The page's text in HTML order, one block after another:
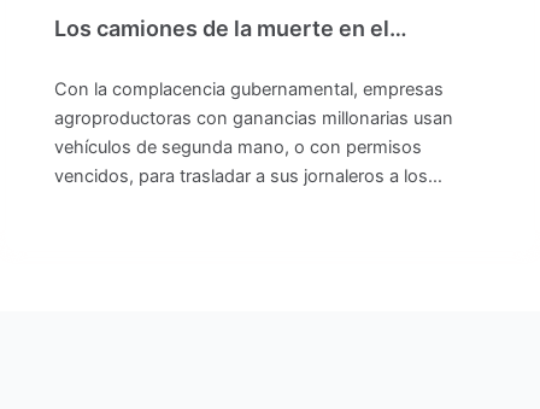
Los camiones de la muerte en el…
Con la complacencia gubernamental, empresas
agroproductoras con ganancias millonarias usan
vehículos de segunda mano, o con permisos
vencidos, para trasladar a sus jornaleros a los…